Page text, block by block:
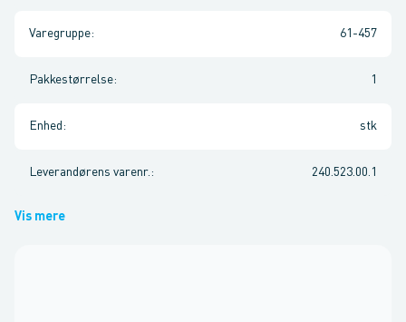
Varegruppe: 61-457
Pakkestørrelse: 1
Enhed : stk
Leverandørens varenr. : 240.523.00.1
Vis mere